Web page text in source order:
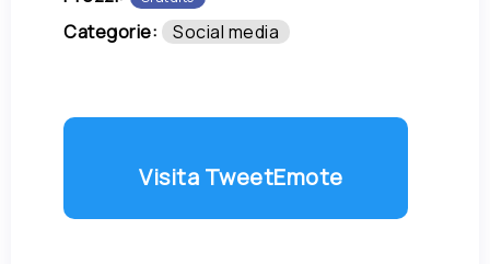
Categorie: Social media
Visita TweetEmote